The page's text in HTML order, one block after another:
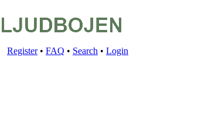
Register• FAQ • Search • Login